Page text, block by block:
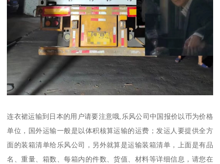
连衣裙运输到日本的用户请要注意哦,乐风公司中国报价以币为价格
单位，国外运输一般是以体积核算运输的运费；发运人要提供全方
面的装箱清单给乐风公司，另外就算是运输装箱清单，上面是有品
名、重量、箱数、每箱内的件数、货值、材料等详细信息，请您在